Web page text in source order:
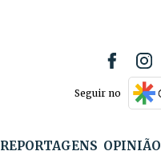
Seguir no
REPORTAGENS OPINIÃO